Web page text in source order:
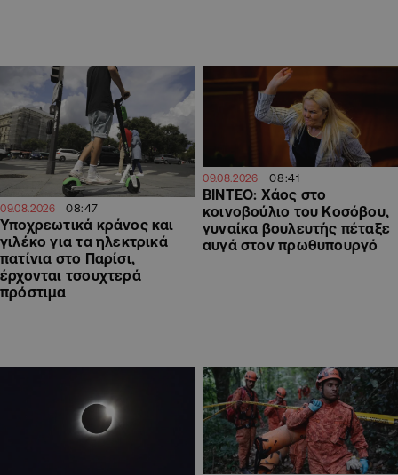
09.08.2026 08:47
Υποχρεωτικά κράνος και
γιλέκο για τα ηλεκτρικά
πατίνια στο Παρίσι,
έρχονται τσουχτερά
πρόστιμα
09.08.2026 08:41
ΒΙΝΤΕΟ: Χάος στο
κοινοβούλιο του Κοσόβου,
γυναίκα βουλευτής πέταξε
αυγά στον πρωθυπουργό